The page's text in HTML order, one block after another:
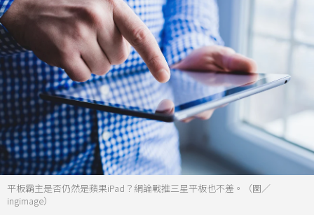
平板霸主是否仍然是蘋果iPad？網論戰推三星平板也不差。（圖／
ingimage）